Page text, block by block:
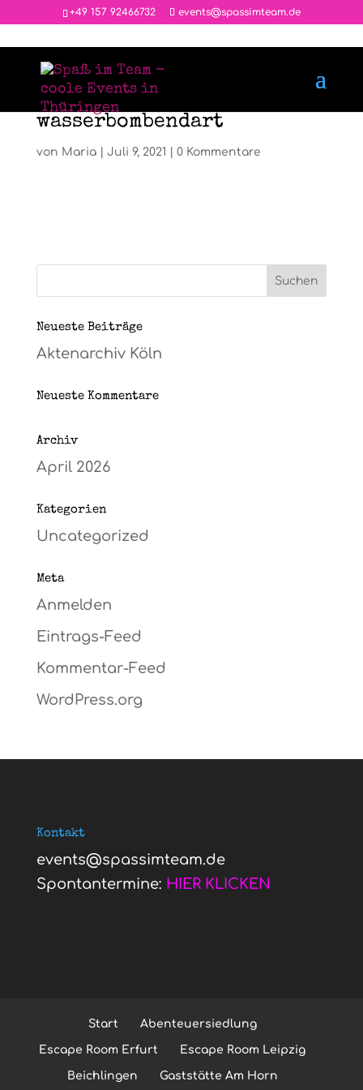
‭+49 157 92466732 events@spassimteam.de
wasserbombendart
von Maria| Juli 9, 2021 0 Kommentare
Neueste Beiträge
Aktenarchiv Köln
Neueste Kommentare
Archiv
April 2026
Kategorien
Uncategorized
Meta
Anmelden
Eintrags-Feed
Kommentar-Feed
WordPress.org
Kontakt
events@spassimteam.de
Spontantermine: HIER KLICKEN
Start Abenteuersiedlung
Escape Room Erfurt Escape Room Leipzig
Beichlingen Gaststätte Am Horn